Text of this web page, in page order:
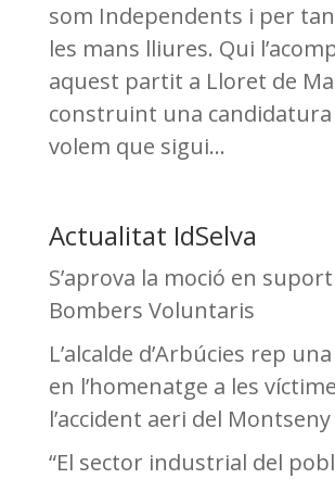
som Independents i per
les mans lliures. Qui
aquest partit a Lloret de
construint una candidatura
volem que sigui...
Actualitat IdSelva
S’aprova la moció en
Bombers Voluntaris
L’alcalde d’Arbúcies rep
en l’homenatge a les
l’accident aeri del Montseny
“El sector industrial del